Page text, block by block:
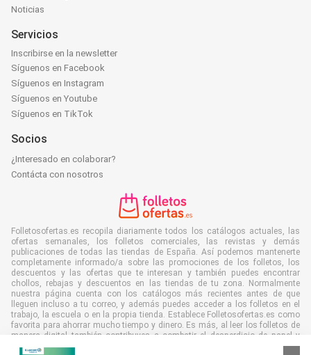
Noticias
Servicios
Inscribirse en la newsletter
Síguenos en Facebook
Síguenos en Instagram
Síguenos en Youtube
Síguenos en TikTok
Socios
¿Interesado en colaborar?
Contácta con nosotros
Folletosofertas.es recopila diariamente todos los catálogos actuales, las
ofertas semanales, los folletos comerciales, las revistas y demás
publicaciones de todas las tiendas de España. Así podemos mantenerte
completamente informado/a sobre las promociones de los folletos, los
descuentos y las ofertas que te interesan y también puedes encontrar
chollos, rebajas y descuentos en las tiendas de tu zona. Normalmente
nuestra página cuenta con los catálogos más recientes antes de que
lleguen incluso a tu correo, y además puedes acceder a los folletos en el
trabajo, la escuela o en la propia tienda. Establece Folletosofertas.es como
favorita para ahorrar mucho tiempo y dinero. Es más, al leer los folletos de
manera digital también contribuyes a combatir el desperdicio de papel y
ayudar al medioambiente.